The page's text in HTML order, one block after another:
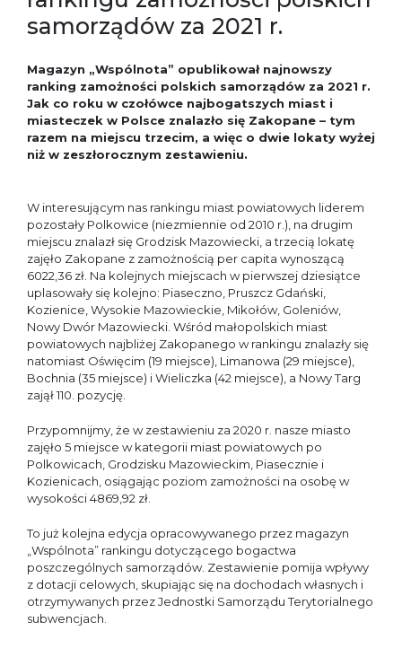
samorządów za 2021 r.
Magazyn „Wspólnota” opublikował najnowszy
ranking zamożności polskich samorządów za 2021 r.
Jak co roku w czołówce najbogatszych miast i
miasteczek w Polsce znalazło się Zakopane – tym
razem na miejscu trzecim, a więc o dwie lokaty wyżej
niż w zeszłorocznym zestawieniu.
W interesującym nas rankingu miast powiatowych liderem
pozostały Polkowice (niezmiennie od 2010 r.), na drugim
miejscu znalazł się Grodzisk Mazowiecki, a trzecią lokatę
zajęło Zakopane z zamożnością per capita wynoszącą
6022,36 zł. Na kolejnych miejscach w pierwszej dziesiątce
uplasowały się kolejno: Piaseczno, Pruszcz Gdański,
Kozienice, Wysokie Mazowieckie, Mikołów, Goleniów,
Nowy Dwór Mazowiecki. Wśród małopolskich miast
powiatowych najbliżej Zakopanego w rankingu znalazły się
natomiast Oświęcim (19 miejsce), Limanowa (29 miejsce),
Bochnia (35 miejsce) i Wieliczka (42 miejsce), a Nowy Targ
zajął 110. pozycję.
Przypomnijmy, że w zestawieniu za 2020 r. nasze miasto
zajęło 5 miejsce w kategorii miast powiatowych po
Polkowicach, Grodzisku Mazowieckim, Piasecznie i
Kozienicach, osiągając poziom zamożności na osobę w
wysokości 4869,92 zł.
To już kolejna edycja opracowywanego przez magazyn
„Wspólnota” rankingu dotyczącego bogactwa
poszczególnych samorządów. Zestawienie pomija wpływy
z dotacji celowych, skupiając się na dochodach własnych i
otrzymywanych przez Jednostki Samorządu Terytorialnego
subwencjach.